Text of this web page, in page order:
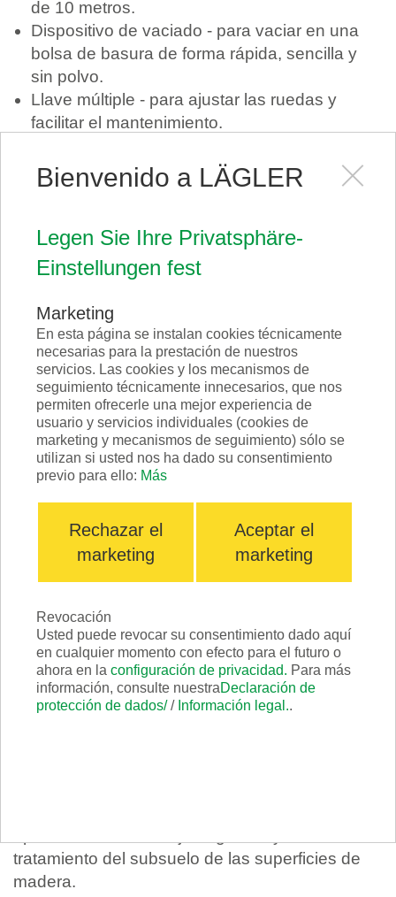
de 10 metros.
Dispositivo de vaciado - para vaciar en una
bolsa de basura de forma rápida, sencilla y
sin polvo.
Llave múltiple - para ajustar las ruedas y
facilitar el mantenimiento.
polvo, también contra polvos cancerígenos.
Bolsa de algodón - aquí se guardan todos los
segura.
Disco adhesivo de velcro - como repuesto
para realizar trabajos de lijado sin largos
tiempos de espera.
Instrucciones de uso / Manual de lijado -
información importante sobre la máquina y las
aplicaciones.
Accesorios
tratamiento del subsuelo de las superficies de
madera.
Bienvenido a LÄGLER
Legen Sie Ihre Privatsphäre-
Einstellungen fest
Marketing
En esta página se instalan cookies técnicamente
necesarias para la prestación de nuestros
servicios. Las cookies y los mecanismos de
seguimiento técnicamente innecesarios, que nos
permiten ofrecerle una mejor experiencia de
usuario y servicios individuales (cookies de
marketing y mecanismos de seguimiento) sólo se
utilizan si usted nos ha dado su consentimiento
previo para ello: Más
Rechazar el
marketing
Aceptar el
marketing
Revocación
Usted puede revocar su consentimiento dado aquí
en cualquier momento con efecto para el futuro o
ahora en la configuración de privacidad. Para más
información, consulte nuestraDeclaración de
protección de dados// Información legal..